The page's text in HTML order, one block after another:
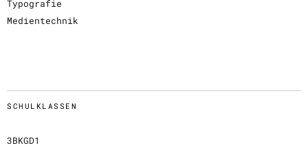
Typografie
Medientechnik
SCHULKLASSEN
3BKGD1